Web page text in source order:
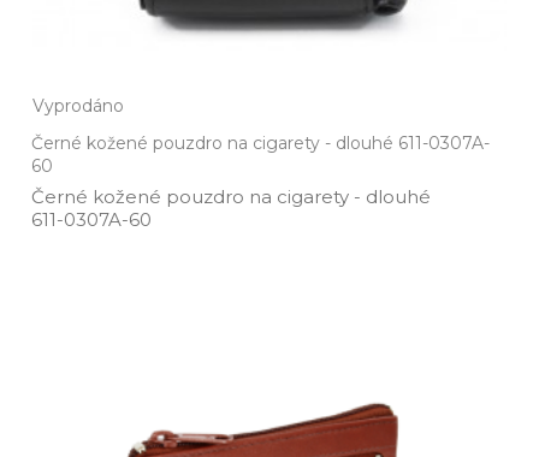
Vyprodáno
Černé kožené pouzdro na cigarety - dlouhé 611-0307A-
60
Černé kožené pouzdro na cigarety ­- dlouhé
611­-0307A­-60